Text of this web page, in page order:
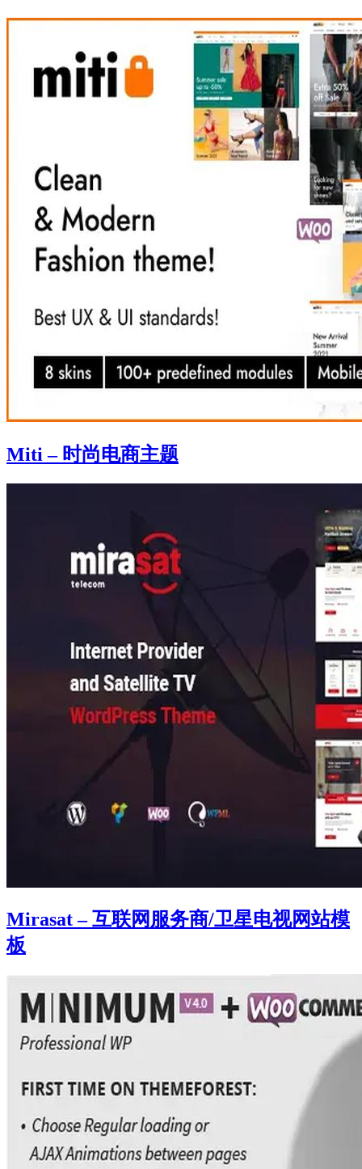
Miti – 时尚电商主题
Mirasat – 互联网服务商/卫星电视网站模
板